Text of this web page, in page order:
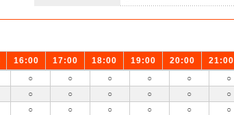
16:00 17:00 18:00 19:00 20:00 21:00
○ ○ ○ ○ ○ ○
○ ○ ○ ○ ○ ○
○ ○ ○ ○ ○ ○